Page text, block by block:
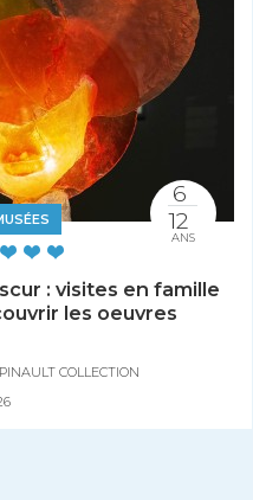
: visites en famille
les oeuvres
COLLECTION
6
12
ANS